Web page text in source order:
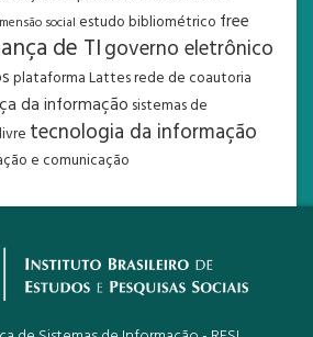
social estudo bibliométrico free
de TIgoverno eletrônico
plataforma Lattesrede de coautoria
da informação sistemas de
tecnologia da informação
e comunicação